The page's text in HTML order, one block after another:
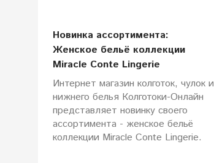
Новинка ассортимента:
Женское бельё коллекции
Miracle Conte Lingerie
Интернет магазин колготок, чулок и
нижнего белья Колготоки-Онлайн
представляет новинку своего
ассортимента - женское бельё
коллекции Miracle Conte Lingerie.